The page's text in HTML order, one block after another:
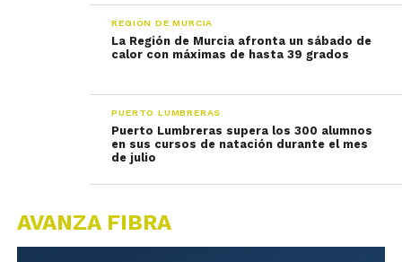
REGIÓN DE MURCIA
La Región de Murcia afronta un sábado de
calor con máximas de hasta 39 grados
PUERTO LUMBRERAS
Puerto Lumbreras supera los 300 alumnos
en sus cursos de natación durante el mes
de julio
AVANZA FIBRA